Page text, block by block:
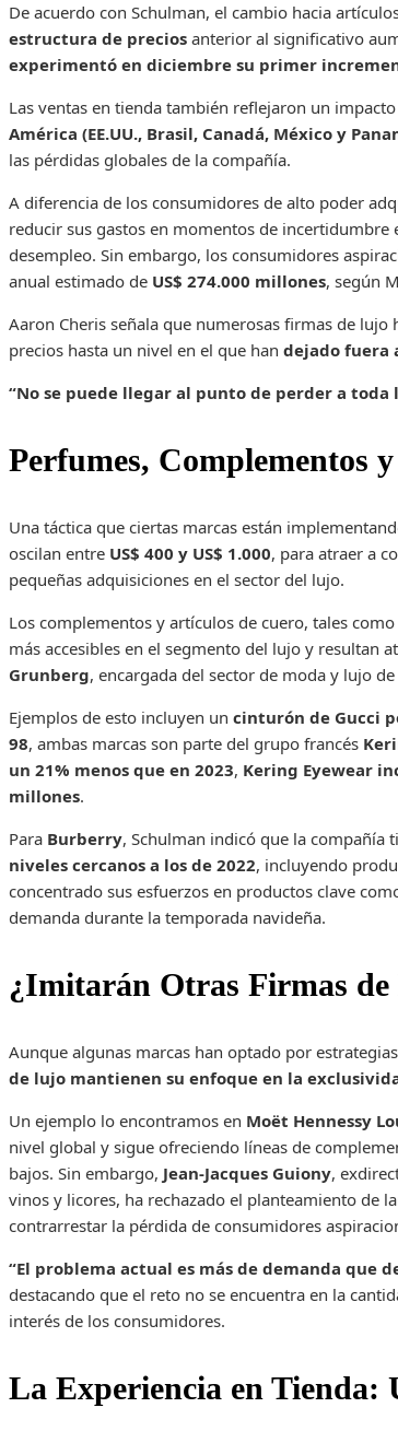
De acuerdo con Schulman, el cambio hacia
estructura de precios anterior al significativo
experimentó en diciembre su primer
Las ventas en tienda también reflejaron un
América (EE.UU., Brasil, Canadá, México y
las pérdidas globales de la compañía.
A diferencia de los consumidores de alto poder
reducir sus gastos en momentos de
desempleo. Sin embargo, los consumidores
anual estimado de US$ 274.000 millones, según
Aaron Cheris señala que numerosas firmas de
precios hasta un nivel en el que han dejado fuera
“No se puede llegar al punto de perder a toda
Perfumes, Complementos
Una táctica que ciertas marcas están
oscilan entre US$ 400 y US$ 1.000, para atraer a
pequeñas adquisiciones en el sector del lujo.
Los complementos y artículos de cuero, tales como
más accesibles en el segmento del lujo y resultan
Grunberg, encargada del sector de moda y lujo de
Ejemplos de esto incluyen un cinturón de Gucci
98, ambas marcas son parte del grupo francés
un 21% menos que en 2023, Kering Eyewear
millones.
Para Burberry, Schulman indicó que la compañía
niveles cercanos a los de 2022, incluyendo
concentrado sus esfuerzos en productos clave
demanda durante la temporada navideña.
¿Imitarán Otras Firmas
Aunque algunas marcas han optado por
de lujo mantienen su enfoque en la
Un ejemplo lo encontramos en Moët Hennessy
nivel global y sigue ofreciendo líneas de
bajos. Sin embargo, Jean-Jacques Guiony,
vinos y licores, ha rechazado el planteamiento de
contrarrestar la pérdida de consumidores
“El problema actual es más de demanda que
destacando que el reto no se encuentra en la
interés de los consumidores.
La Experiencia en Tienda: